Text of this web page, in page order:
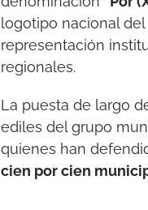
logotipo nacional
representación
regionales.
La puesta de largo
ediles del grupo
quienes han
cien por cien